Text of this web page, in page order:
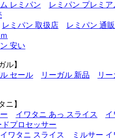
レミパン
レミパン プレミア
レミパン 取扱店
レミパン 通販
安い
ル】
セール リーガル 新品
リ
ニ】
イワタニ あっ スライス
イ
プロセッサー
イワタニ スライス ミルサー